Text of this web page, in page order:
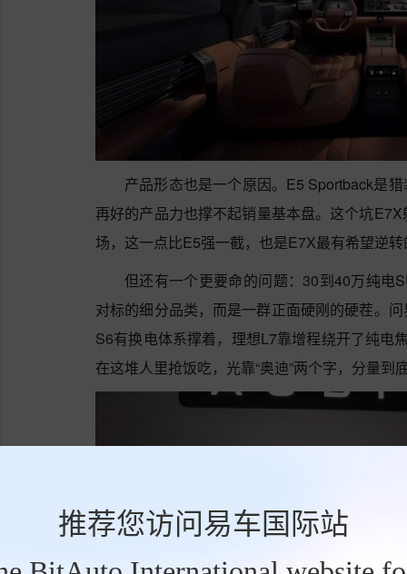
推荐您访问易车国际站
产品形态也是一个原因。E5 Sportback是
再好的产品力也撑不起销量基本盘。这个坑
场，这一点比E5强一截，也是E7X最有希望逆
但还有一个更要命的问题：30到40万纯电
对标的细分品类，而是一群正面硬刚的硬茬。
S6有换电体系撑着，理想L7靠增程绕开了纯电
在这堆人里抢饭吃，光靠“奥迪”两个字，分量到